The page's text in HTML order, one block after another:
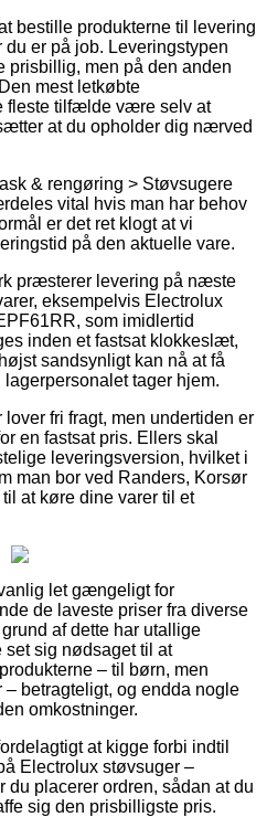
bestille produkterne til levering
er på job. Leveringstypen
prisbillig, men på den anden
mest letkøbte
fleste tilfælde være selv at
at du opholder dig nærved
& rengøring > Støvsugere
vital hvis man har behov
er det ret klogt at vi
på den aktuelle vare.
præsterer levering på næste
eksempelvis Electrolux
som imidlertid
inden et fastsat klokkeslæt,
sandsynligt kan nå at få
tager hjem.
fri fragt, men undertiden er
en fastsat pris. Ellers skal
leveringsversion, hvilket i
man bor ved Randers, Korsør
at køre dine varer til et
let gængeligt for
de laveste priser fra diverse
af dette har utallige
set sig nødsaget til at
– til børn, men
– betragteligt, og endda nogle
omkostninger.
at kigge forbi indtil
Electrolux støvsuger –
du placerer ordren, sådan at du
sig den prisbilligste pris.